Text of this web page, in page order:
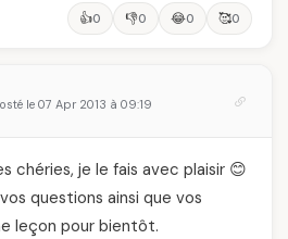
👍0 👎0 😂0 🥰0
le 07 Apr 2013 à 09:19
chéries, je le fais avec plaisir 😊
questions ainsi que vos
leçon pour bientôt.